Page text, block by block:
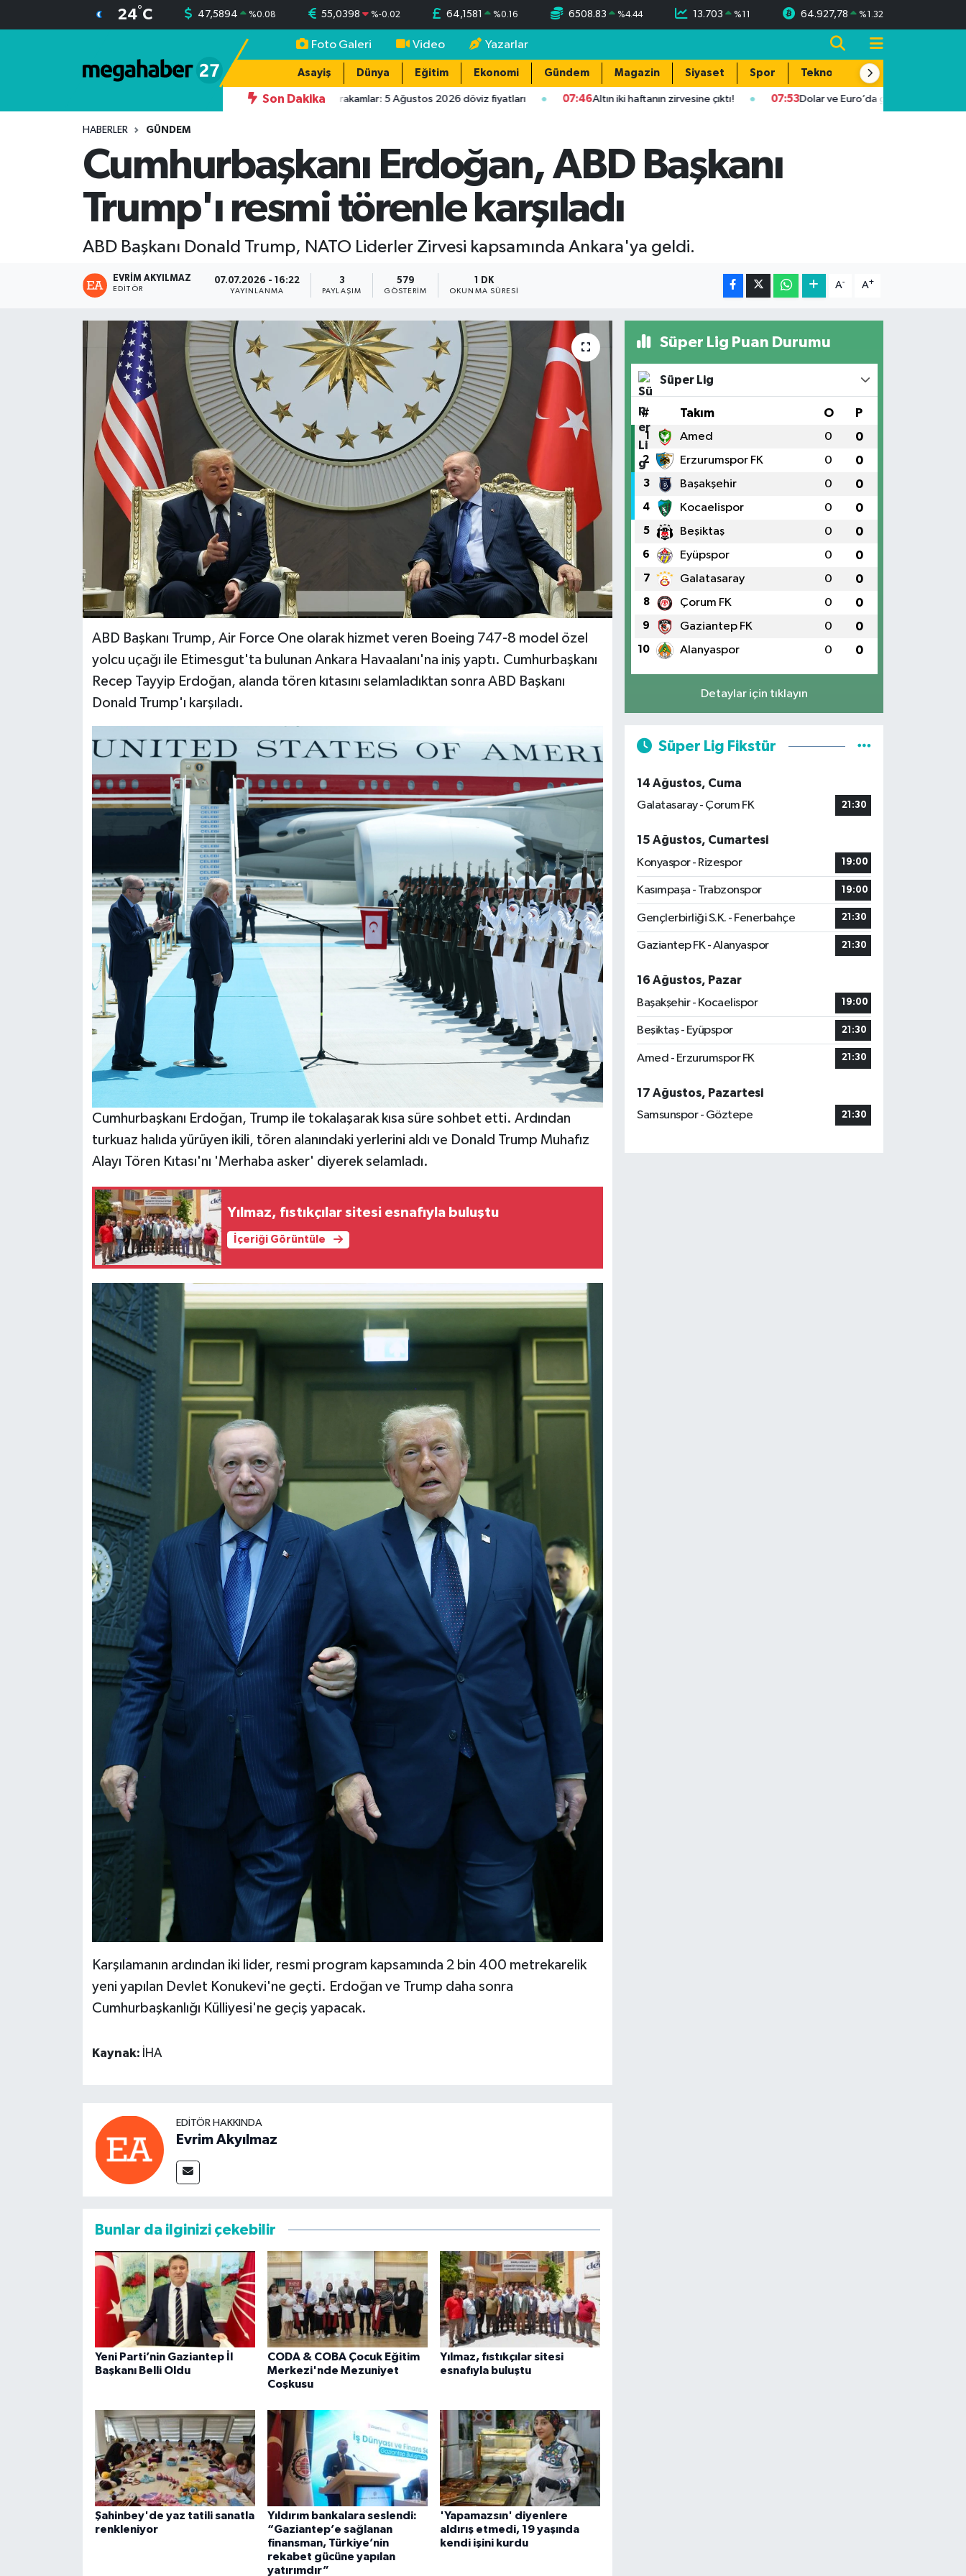
24°C 47,5894 %0.08 55,0398 %-0.02 64,1581 %0.16 6508.83 %4.44 13.703 %11 64.927,78 %1.32
Foto Galeri Video Yazarlar
Asayiş Dünya Eğitim Ekonomi Gündem Magazin Siyaset Spor Teknoloji
Son Dakika
Dolar ve Euro’da güncel rakamlar: 5 Ağustos 2026 döviz fiyatları 07:46Altın iki haftanın zirvesine çıktı! 07:53Dolar ve Euro’da güncel rakamlar: 5
HABERLER GÜNDEM
Cumhurbaşkanı Erdoğan, ABD Başkanı
Trump'ı resmi törenle karşıladı
ABD Başkanı Donald Trump, NATO Liderler Zirvesi kapsamında Ankara'ya geldi.
EVRIM AKYILMAZ
EDITÖR
07.07.2026 - 16:22
YAYINLANMA
3
PAYLAŞIM
579
GÖSTERIM
1 DK
OKUNMA SÜRESI
A- A+
ABD Başkanı Trump, Air Force One olarak hizmet veren Boeing 747-8 model özel
yolcu uçağı ile Etimesgut'ta bulunan Ankara Havaalanı'na iniş yaptı. Cumhurbaşkanı
Recep Tayyip Erdoğan, alanda tören kıtasını selamladıktan sonra ABD Başkanı
Donald Trump'ı karşıladı.
Cumhurbaşkanı Erdoğan, Trump ile tokalaşarak kısa süre sohbet etti. Ardından
turkuaz halıda yürüyen ikili, tören alanındaki yerlerini aldı ve Donald Trump Muhafız
Alayı Tören Kıtası'nı 'Merhaba asker' diyerek selamladı.
Yılmaz, fıstıkçılar sitesi esnafıyla buluştu
İçeriği Görüntüle
Karşılamanın ardından iki lider, resmi program kapsamında 2 bin 400 metrekarelik
yeni yapılan Devlet Konukevi'ne geçti. Erdoğan ve Trump daha sonra
Cumhurbaşkanlığı Külliyesi'ne geçiş yapacak.
Kaynak: İHA
EDITÖR HAKKINDA
Evrim Akyılmaz
Bunlar da ilginizi çekebilir
Yeni Parti’nin Gaziantep İl
Başkanı Belli Oldu
CODA & COBA Çocuk Eğitim
Merkezi'nde Mezuniyet
Coşkusu
Yılmaz, fıstıkçılar sitesi
esnafıyla buluştu
Şahinbey'de yaz tatili sanatla
renkleniyor
Yıldırım bankalara seslendi:
“Gaziantep’e sağlanan
finansman, Türkiye’nin
rekabet gücüne yapılan
yatırımdır”
'Yapamazsın' diyenlere
aldırış etmedi, 19 yaşında
kendi işini kurdu
Süper Lig Puan Durumu
Süper Lig
# Takım O P
1 Amed 0 0
2 Erzurumspor FK 0 0
3 Başakşehir 0 0
4 Kocaelispor 0 0
5 Beşiktaş 0 0
6 Eyüpspor 0 0
7 Galatasaray 0 0
8 Çorum FK 0 0
9 Gaziantep FK 0 0
10 Alanyaspor 0 0
Detaylar için tıklayın
Süper Lig Fikstür
14 Ağustos, Cuma
Galatasaray - Çorum FK
21:30
15 Ağustos, Cumartesi
Konyaspor - Rizespor
19:00
Kasımpaşa - Trabzonspor 19:00
Gençlerbirliği S.K. - Fenerbahçe 21:30
Gaziantep FK - Alanyaspor 21:30
16 Ağustos, Pazar
Başakşehir - Kocaelispor
19:00
Beşiktaş - Eyüpspor 21:30
Amed - Erzurumspor FK 21:30
17 Ağustos, Pazartesi
Samsunspor - Göztepe
21:30
Süper Lig Puan Durumu ve Fikstür
Tüm Manşetler
Son Dakika Haberleri
Haber Arşivi